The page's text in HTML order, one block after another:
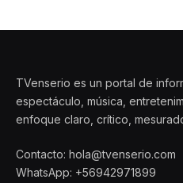
TVenserio es un portal de
espectáculo, música,
enfoque claro, crítico,
Contacto: hola@tvenserio.com
WhatsApp: +56942971899